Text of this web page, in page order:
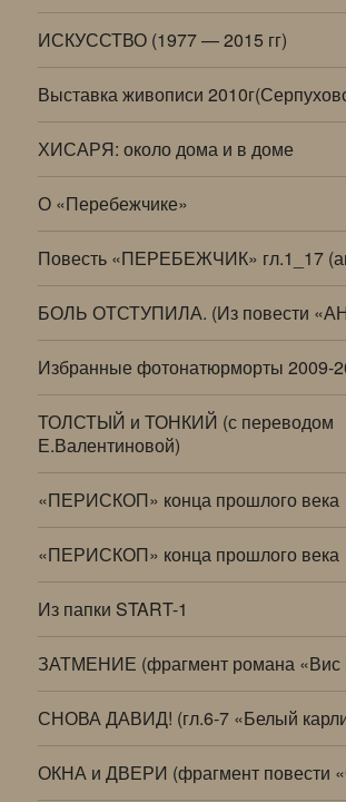
ИСКУССТВО (1977 — 2015 гг)
Выставка живописи
ХИСАРЯ: около дома и в доме
О «Перебежчике»
Повесть «ПЕРЕБЕЖЧИК» гл.1_17
БОЛЬ ОТСТУПИЛА. (Из повести
Избранные фотонатюрморты 2009-
ТОЛСТЫЙ и ТОНКИЙ (с переводом
Е.Валентиновой)
«ПЕРИСКОП» конца прошлого века
«ПЕРИСКОП» конца прошлого века
Из папки START-1
ЗАТМЕНИЕ (фрагмент романа «Вис
СНОВА ДАВИД! (гл.6-7 «Белый
ОКНА и ДВЕРИ (фрагмент повести